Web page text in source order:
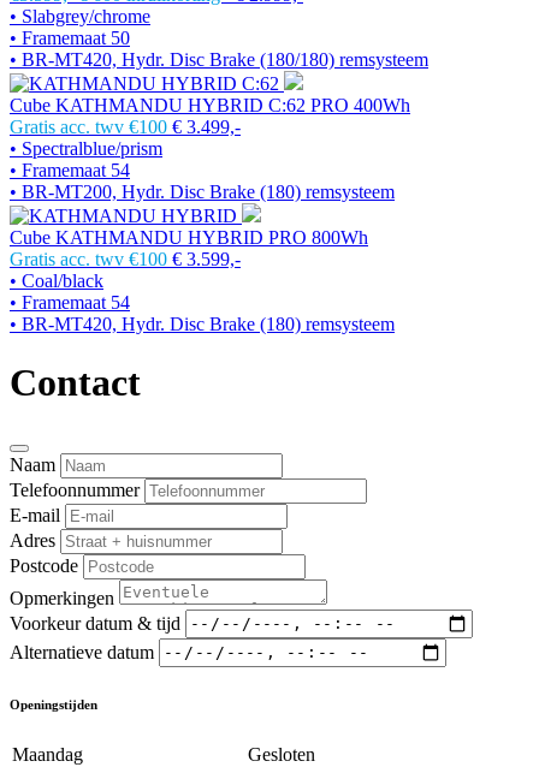
• Slabgrey/chrome
• Framemaat 50
• BR-MT420, Hydr. Disc Brake (180/180) remsysteem
Cube KATHMANDU HYBRID C:62 PRO 400Wh
Gratis acc. twv €100 € 3.499,-
• Spectralblue/prism
• Framemaat 54
• BR-MT200, Hydr. Disc Brake (180) remsysteem
Cube KATHMANDU HYBRID PRO 800Wh
Gratis acc. twv €100 € 3.599,-
• Coal/black
• Framemaat 54
• BR-MT420, Hydr. Disc Brake (180) remsysteem
Contact
Naam
Telefoonnummer
E-mail
Adres
Postcode
Opmerkingen
Voorkeur datum & tijd
Alternatieve datum
Openingstijden
Maandag
Gesloten